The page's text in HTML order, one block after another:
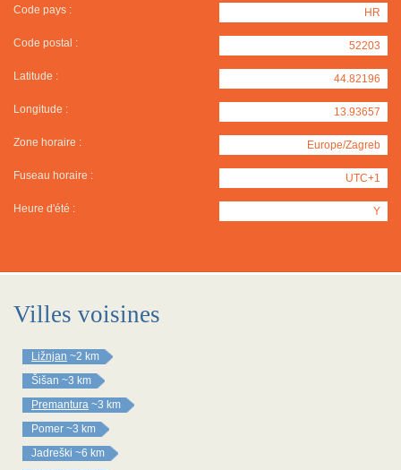
Code pays : HR
Code postal : 52203
Latitude : 44.82196
Longitude : 13.93657
Zone horaire : Europe/Zagreb
Fuseau horaire : UTC+1
Heure d'été : Y
Villes voisines
Ližnjan ~2 km
Šišan ~3 km
Premantura ~3 km
Pomer ~3 km
Jadreški ~6 km